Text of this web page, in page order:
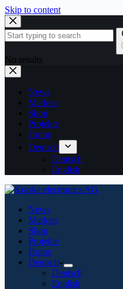
Skip to content
No results
News
Marken
Shop
Projekte
Home
Deutsch
Deutsch
English
News
Marken
Shop
Projekte
Home
Deutsch
Deutsch
English